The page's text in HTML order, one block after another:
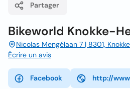
Partager
Bikeworld Knokke-
Nicolas Mengélaan 7 | 8301,
Écrire un avis
Facebook http://